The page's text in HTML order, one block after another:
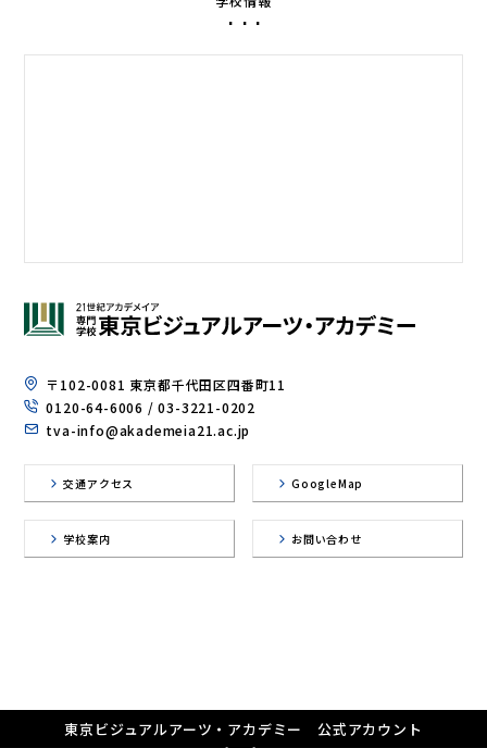
学校情報
〒102-0081 東京都千代田区四番町11
0120-64-6006 / 03-3221-0202
tva-info@akademeia21.ac.jp
交通アクセス GoogleMap
学校案内 お問い合わせ
東京ビジュアルアーツ・アカデミー 公式アカウント